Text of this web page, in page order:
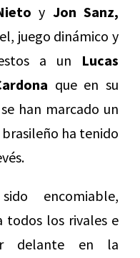
y Jon Sanz,
juego dinámico y
a un Lucas
que en su
han marcado un
ha tenido
encomiable,
todos los rivales e
delante en la